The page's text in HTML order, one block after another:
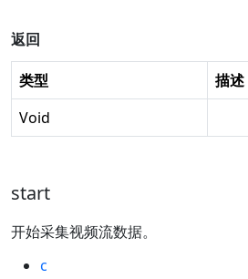
返回
类型
描述
Void
start
开始采集视频流数据。
c